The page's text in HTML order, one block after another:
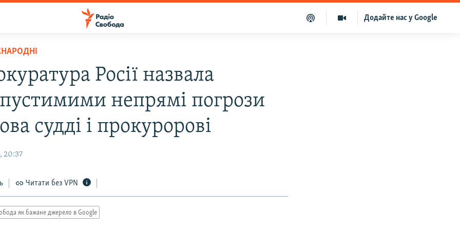
Додайте нас у Google
Росії назвала
непрямі погрози
судді і прокуророві
20:37
Читати без VPN
як бажане джерело в Google